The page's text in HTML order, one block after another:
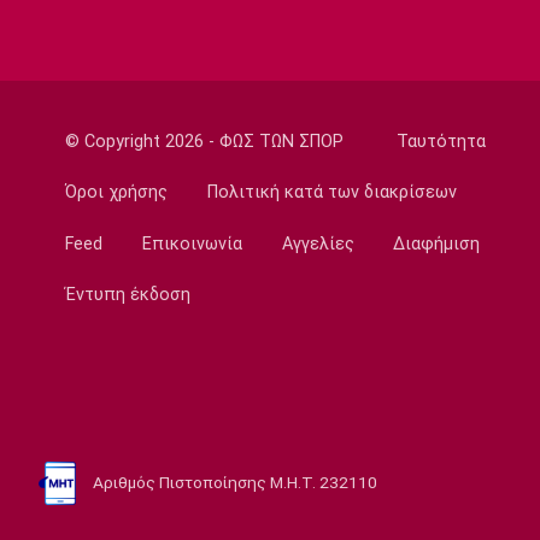
Εθνικές Μπάσκετ
23:20
Στίβος
Παγκόσμιο Πρωτάθλημα Κ20: Ατομικό ρεκόρ
η Γέρου, το πάλεψε η Πάσιου
Ποδόσφαιρο - Διεθνή
© Copyright 2026 - ΦΩΣ ΤΩΝ ΣΠΟΡ Ταυτότητα
Όροι χρήσης Πολιτική κατά των διακρίσεων
Feed Επικοινωνία Αγγελίες Διαφήμιση
Έντυπη έκδοση
Αριθμός Πιστοποίησης Μ.Η.Τ. 232110